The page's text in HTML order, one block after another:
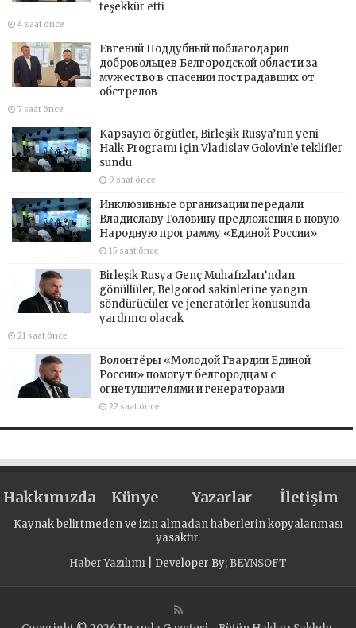
teşekkür etti
4 saat önce
Евгений Поддубный поблагодарил
добровольцев Белгородской области за
мужество в спасении пострадавших от
обстрелов
7 saat önce
Kapsayıcı örgütler, Birleşik Rusya’nın yeni
Halk Programı için Vladislav Golovin’e teklifler
sundu
9 saat önce
Инклюзивные организации передали
Владиславу Головину предложения в новую
Народную программу «Единой России»
15 saat önce
Birleşik Rusya Genç Muhafızları’ndan
gönüllüler, Belgorod sakinlerine yangın
söndürücüler ve jeneratörler konusunda
yardımcı olacak
21 saat önce
Волонтёры «Молодой Гвардии Единой
России» помогут белгородцам с
огнетушителями и генераторами
22 saat önce
Hakkımızda Künye Yazarlar İletişim
Kaynak belirtmeden ve izin almadan haberlerin kopyalanması
yasaktır.
Haber Yazılımı | Developer By; BEYNSOFT